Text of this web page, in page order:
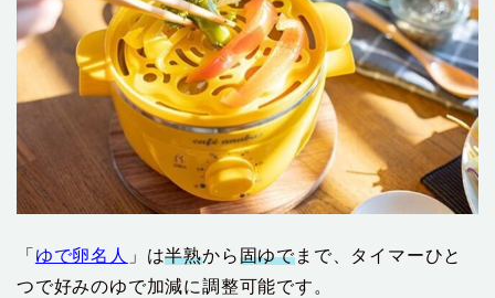
「 ゆで卵名人 」は半熟から固ゆでまで、タイマーひと
つで好みのゆで加減に調整可能です。